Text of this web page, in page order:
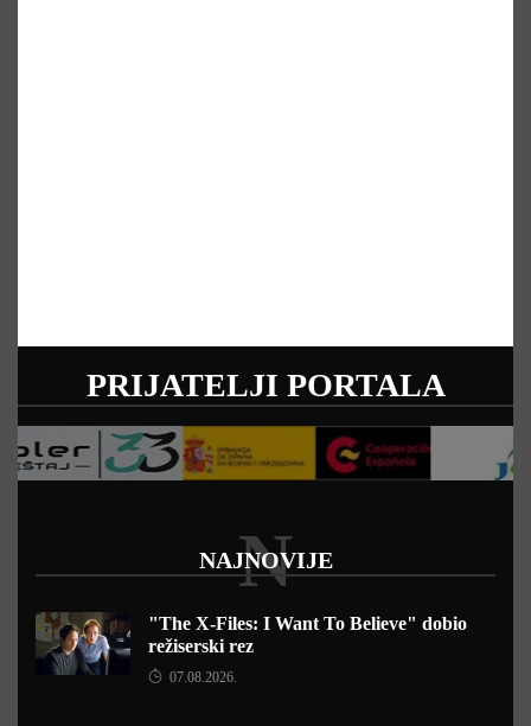
PRIJATELJI PORTALA
NAJNOVIJE
N
"The X-Files: I Want To Believe" dobio
režiserski rez
07.08.2026.